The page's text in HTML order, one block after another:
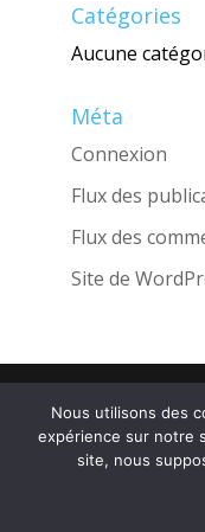
Catégories
Aucune
Méta
Connexion
Flux des
Flux des
Site de
Nous utilisons des
expérience sur notre
site, nous